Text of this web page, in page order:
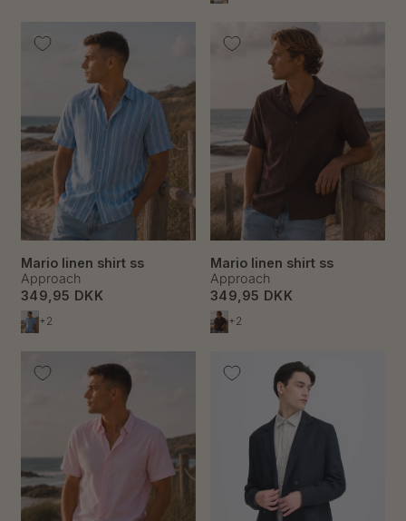
Mario linen shirt ss
349,95 DKK
Approach
+2
Mario linen shirt ss
349,95 DKK
Approach
+2